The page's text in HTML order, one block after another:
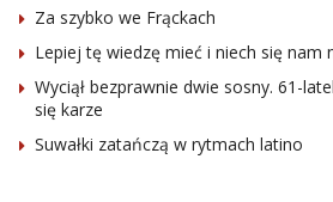
Za szybko we Frąckach
Lepiej tę wiedzę mieć i niech się nam
Wyciął bezprawnie dwie sosny. 61-
się karze
Suwałki zatańczą w rytmach latino